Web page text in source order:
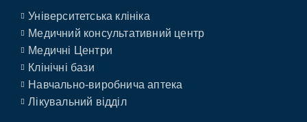
Університетська клініка
Медичний консультативний центр
Медичні Центри
Клінічні бази
Навчально-виробнича аптека
Лікувальний відділ